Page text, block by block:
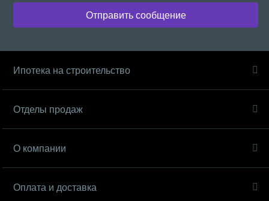
Отправить сообщение
Ипотека на строительство
Отделы продаж
О компании
Оплата и доставка